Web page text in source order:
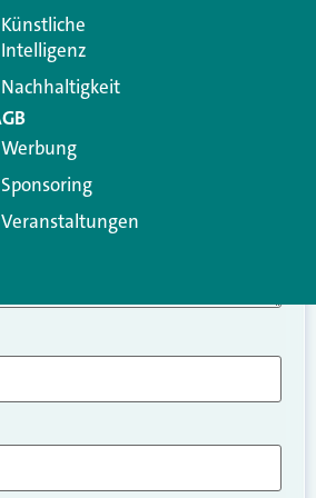
sind mit
Künstliche
Intelligenz
Nachhaltigkeit
Werbung
Sponsoring
Veranstaltungen